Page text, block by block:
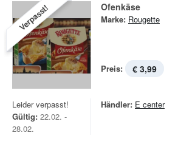
Verpasst! Ofenkäse
Marke: Rougette
Preis: € 3,99
Leider verpasst!
Gültig: 22.02. -
28.02.
Händler: E center